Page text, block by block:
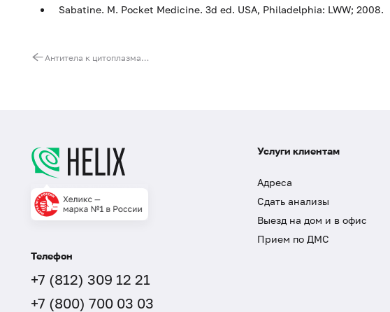
Sabatine. M. Pocket Medicine. 3d ed. USA, Philadelphia: LWW; 2008.
Антитела к цитоплазматическому антигену Jo (Анти-Jo)
Телефон
+7 (812) 309 12 21
+7 (800) 700 03 03
Услуги клиентам
Адреса
Сдать анализы
Выезд на дом и в офис
Прием по ДМС